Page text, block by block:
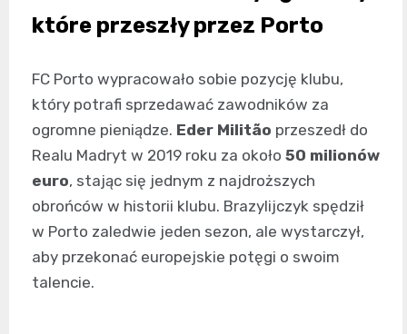
które przeszły przez Porto
FC Porto wypracowało sobie pozycję klubu,
który potrafi sprzedawać zawodników za
ogromne pieniądze. Eder Militão przeszedł do
Realu Madryt w 2019 roku za około 50 milionów
euro, stając się jednym z najdroższych
obrońców w historii klubu. Brazylijczyk spędził
w Porto zaledwie jeden sezon, ale wystarczył,
aby przekonać europejskie potęgi o swoim
talencie.